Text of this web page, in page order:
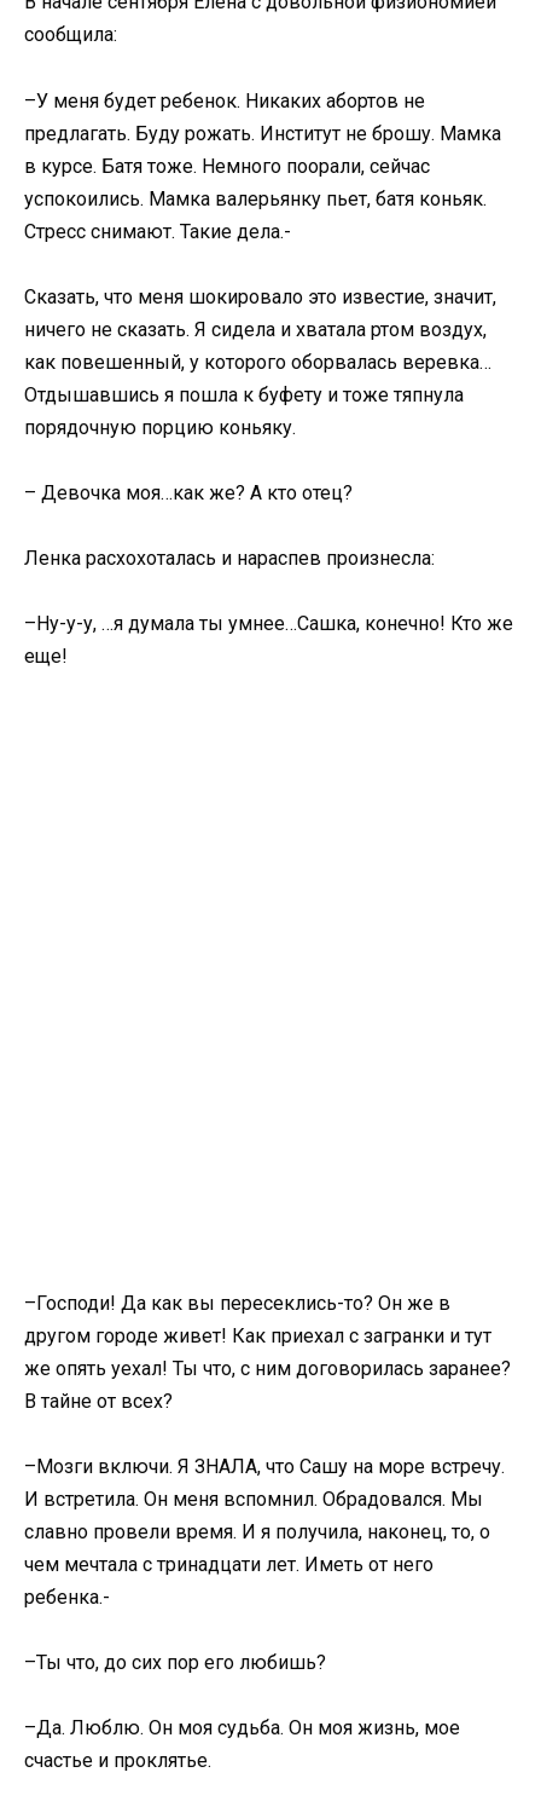
сообщила:
–У меня будет ребенок. Никаких абортов не
предлагать. Буду рожать. Институт не брошу. Мамка
в курсе. Батя тоже. Немного поорали, сейчас
успокоились. Мамка валерьянку пьет, батя коньяк.
Стресс снимают. Такие дела.-
Сказать, что меня шокировало это известие, значит,
ничего не сказать. Я сидела и хватала ртом воздух,
как повешенный, у которого оборвалась веревка…
Отдышавшись я пошла к буфету и тоже тяпнула
порядочную порцию коньяку.
– Девочка моя…как же? А кто отец?
Ленка расхохоталась и нараспев произнесла:
–Ну-у-у, …я думала ты умнее…Сашка, конечно! Кто же
еще!
–Господи! Да как вы пересеклись-то? Он же в
другом городе живет! Как приехал с загранки и тут
же опять уехал! Ты что, с ним договорилась заранее?
В тайне от всех?
–Мозги включи. Я ЗНАЛА, что Сашу на море встречу.
И встретила. Он меня вспомнил. Обрадовался. Мы
славно провели время. И я получила, наконец, то, о
чем мечтала с тринадцати лет. Иметь от него
ребенка.-
–Ты что, до сих пор его любишь?
–Да. Люблю. Он моя судьба. Он моя жизнь, мое
счастье и проклятье.